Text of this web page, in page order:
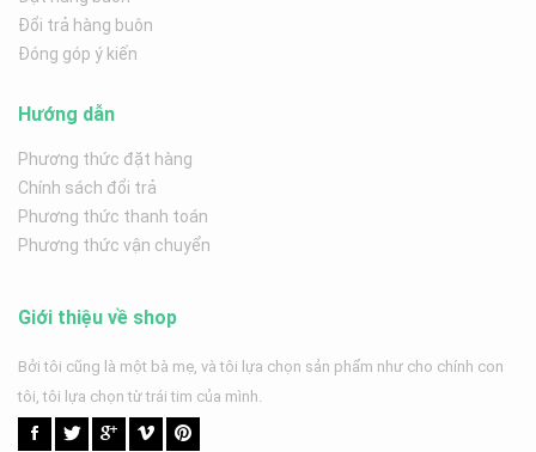
Đổi trả hàng buôn
Đóng góp ý kiến
Hướng dẫn
Phương thức đặt hàng
Chính sách đổi trả
Phương thức thanh toán
Phương thức vận chuyển
Giới thiệu về shop
Bởi tôi cũng là một bà mẹ, và tôi lựa chọn sản phẩm như cho chính con
tôi, tôi lựa chọn từ trái tim của mình.